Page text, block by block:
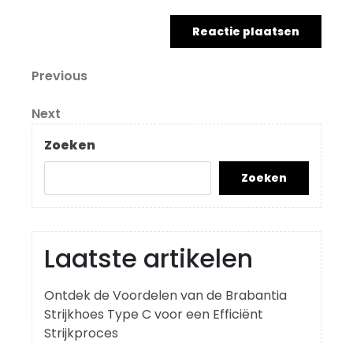
Berichtnavigatie
Previous
Previous
Next
Post
Next
Zoeken
Zoeken
Laatste artikelen
Ontdek de Voordelen van de Brabantia
Strijkhoes Type C voor een Efficiënt
Strijkproces